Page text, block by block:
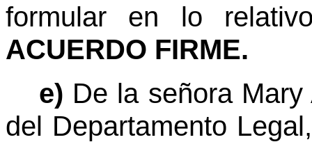
formular en lo
ACUERDO FIRME.
e) De la señora
del Departamento